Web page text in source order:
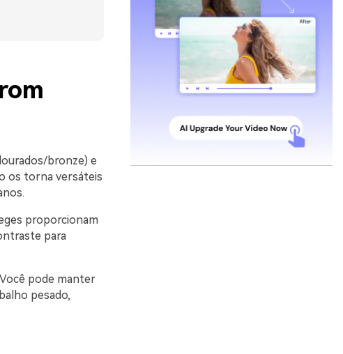
bronze) e
os torna versáteis
proporcionam
para
pode manter
pesado,